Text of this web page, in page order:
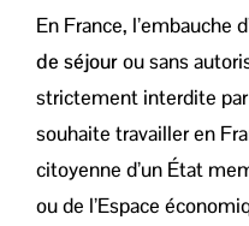
En France, l’embauche
de séjourou sans
strictement interdite
souhaite travailler en
citoyenne d’un État
ou de l’Espace